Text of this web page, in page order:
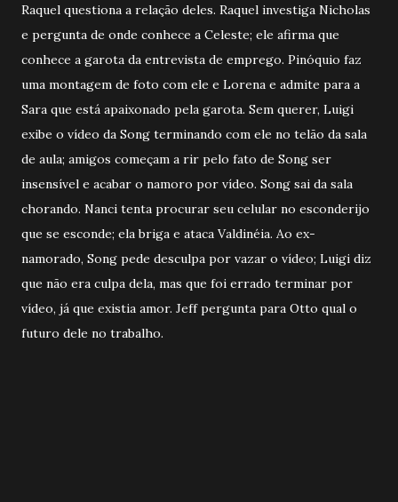
Raquel questiona a relação deles. Raquel investiga Nicholas
e pergunta de onde conhece a Celeste; ele afirma que
conhece a garota da entrevista de emprego. Pinóquio faz
uma montagem de foto com ele e Lorena e admite para a
Sara que está apaixonado pela garota. Sem querer, Luigi
exibe o vídeo da Song terminando com ele no telão da sala
de aula; amigos começam a rir pelo fato de Song ser
insensível e acabar o namoro por vídeo. Song sai da sala
chorando. Nanci tenta procurar seu celular no esconderijo
que se esconde; ela briga e ataca Valdinéia. Ao ex-
namorado, Song pede desculpa por vazar o vídeo; Luigi diz
que não era culpa dela, mas que foi errado terminar por
vídeo, já que existia amor. Jeff pergunta para Otto qual o
futuro dele no trabalho.